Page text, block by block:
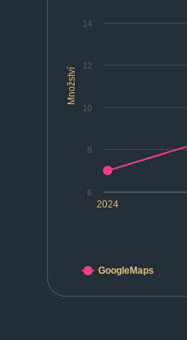
Množství
2024
6
8
10
12
14
GoogleMaps